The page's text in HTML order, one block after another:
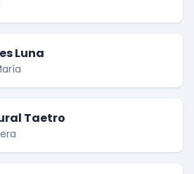
Luna
Taetro